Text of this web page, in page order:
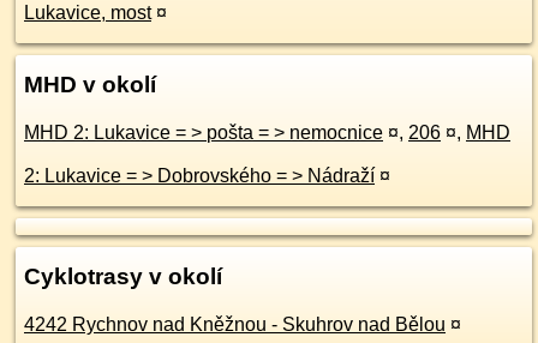
Lukavice, most ¤
MHD v okolí
MHD 2: Lukavice = > pošta = > nemocnice ¤, 206 ¤, MHD
2: Lukavice = > Dobrovského = > Nádraží ¤
Cyklotrasy v okolí
4242 Rychnov nad Kněžnou - Skuhrov nad Bělou ¤